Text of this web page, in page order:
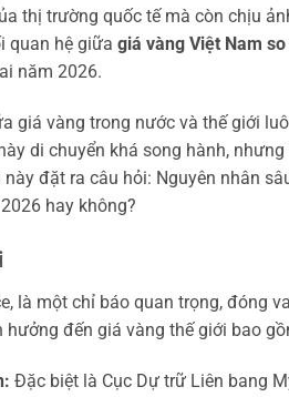
thị trường quốc tế mà còn chịu
quan hệ giữa giá vàng Việt Nam
năm 2026.
giá vàng trong nước và thế giới
di chuyển khá song hành,
đặt ra câu hỏi: Nguyên nhân
hay không?
là một chỉ báo quan trọng, đóng
đến giá vàng thế giới bao
Đặc biệt là Cục Dự trữ Liên bang